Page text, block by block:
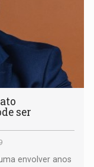
ser
envolver anos